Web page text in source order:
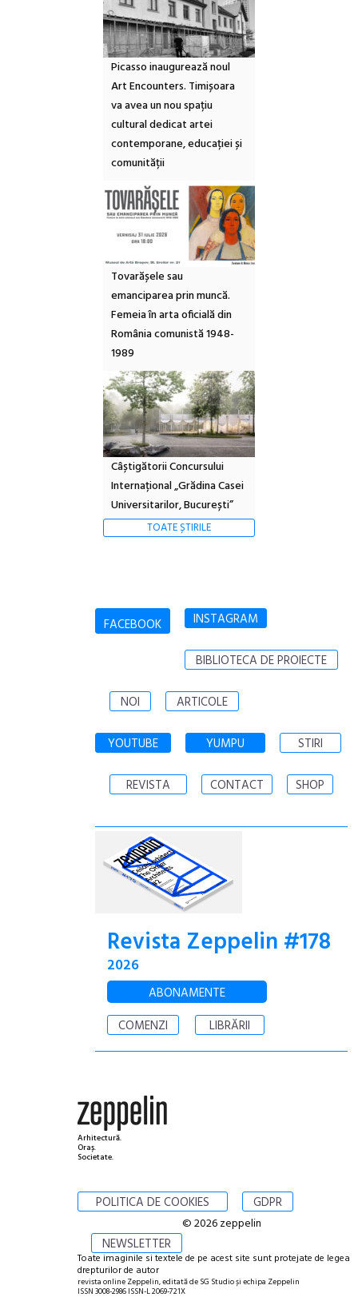
Picasso inaugurează noul
Art Encounters. Timișoara
va avea un nou spațiu
cultural dedicat artei
contemporane, educației și
comunității
Tovarășele sau
emanciparea prin muncă.
Femeia în arta oficială din
România comunistă 1948-
1989
Câștigătorii Concursului
Internațional „Grădina Casei
Universitarilor, București”
TOATE ȘTIRILE
FACEBOOK INSTAGRAM
BIBLIOTECA DE PROIECTE
NOI ARTICOLE
YOUTUBE YUMPU STIRI
REVISTA CONTACT SHOP
Revista Zeppelin #178
2026
ABONAMENTE
COMENZI
LIBRĂRII
Arhitectură.
Oraș.
Societate.
POLITICA DE COOKIES GDPR
NEWSLETTER
© 2026 zeppelin
Toate imaginile si textele de pe acest site sunt protejate de legea
drepturilor de autor
revista online Zeppelin, editată de SG Studio și echipa Zeppelin
ISSN 3008-2986 ISSN-L 2069-721X